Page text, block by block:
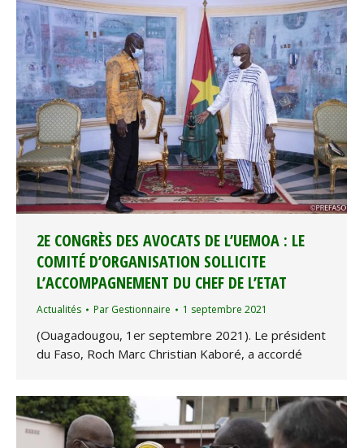
2E CONGRÈS DES AVOCATS DE L’UEMOA : LE
COMITÉ D’ORGANISATION SOLLICITE
L’ACCOMPAGNEMENT DU CHEF DE L’ETAT
Actualités Par Gestionnaire 1 septembre 2021
(Ouagadougou, 1er septembre 2021). Le président
du Faso, Roch Marc Christian Kaboré, a accordé